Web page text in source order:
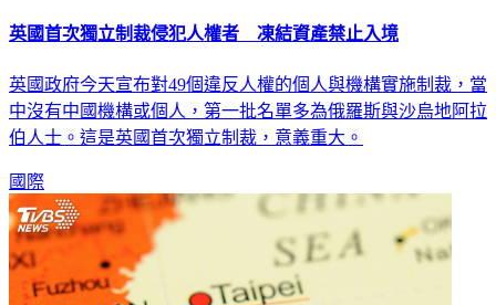
英國首次獨立制裁侵犯人權者 凍結資產禁止入境
英國政府今天宣布對49個違反人權的個人與機構實施制裁，當
中沒有中國機構或個人，第一批名單多為俄羅斯與沙烏地阿拉
伯人士。這是英國首次獨立制裁，意義重大。
國際